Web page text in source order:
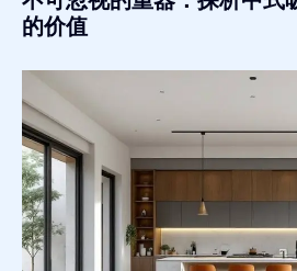
的价值